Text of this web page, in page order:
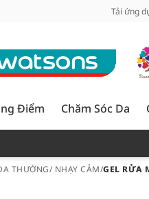
Minh Tải ứng
Điểm Chăm Sóc Da
THƯỜNG/ NHẠY CẢM/GEL RỬA